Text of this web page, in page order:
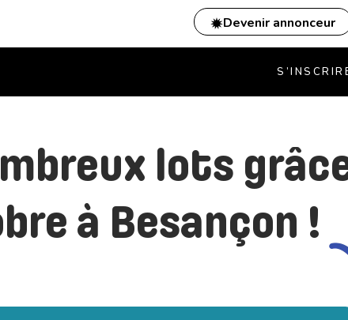
Devenir annonceur
lots
à Besançon !